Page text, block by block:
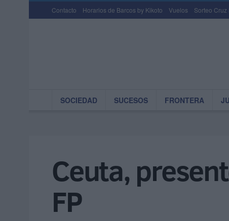
Contacto Horarios de Barcos by Kikoto Vuelos Sorteo Cruz
SOCIEDAD SUCESOS FRONTERA
Ceuta,
FP